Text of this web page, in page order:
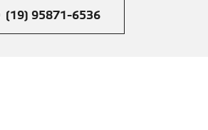
(19) 95871-6536